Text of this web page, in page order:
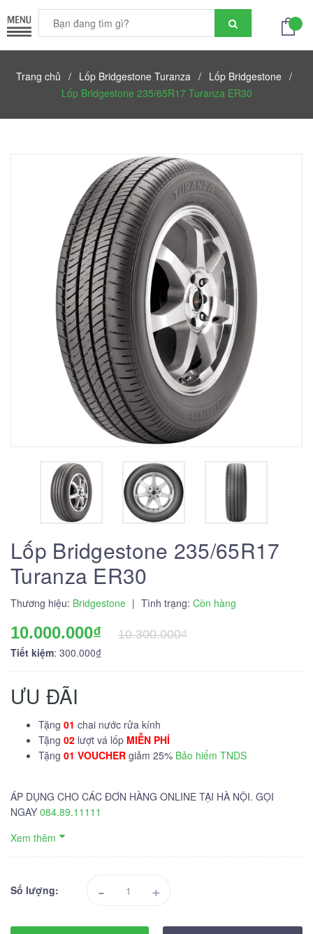
Trang chủ / Lốp Bridgestone Turanza / Lốp Bridgestone /
Lốp Bridgestone 235/65R17 Turanza ER30
Lốp Bridgestone 235/65R17
Turanza ER30
Thương hiệu: Bridgestone | Tình trạng: Còn hàng
10.000.000₫
10.300.000₫
Tiết kiệm: 300.000₫
ƯU ĐÃI
Tặng 01 chai nước rửa kính
Tặng 02 lượt vá lốp MIỄN PHÍ
Tặng 01 VOUCHER giảm 25% Bảo hiểm TNDS
ÁP DỤNG CHO CÁC ĐƠN HÀNG ONLINE TẠI HÀ NỘI. GỌI
NGAY 084.89.11111
Xem thêm
Số lượng: - +